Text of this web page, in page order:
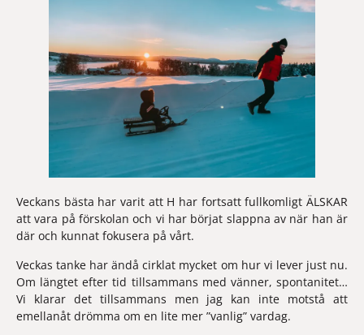
Veckans bästa har varit att H har fortsatt fullkomligt ÄLSKAR
att vara på förskolan och vi har börjat slappna av när han är
där och kunnat fokusera på vårt.
Veckas tanke har ändå cirklat mycket om hur vi lever just nu.
Om längtet efter tid tillsammans med vänner, spontanitet…
Vi klarar det tillsammans men jag kan inte motstå att
emellanåt drömma om en lite mer ”vanlig” vardag.